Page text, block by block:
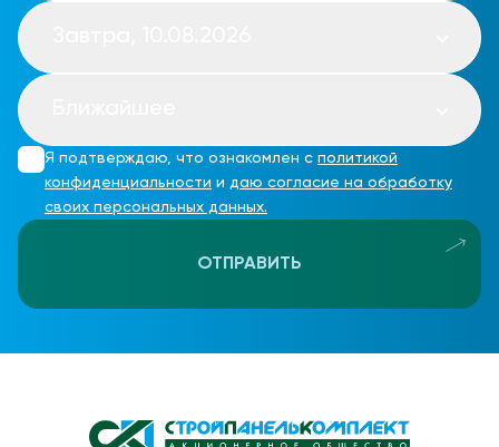
Я подтверждаю, что ознакомлен с политикой
конфиденциальности и даю согласие на обработку
своих персональных данных.
ОТПРАВИТЬ